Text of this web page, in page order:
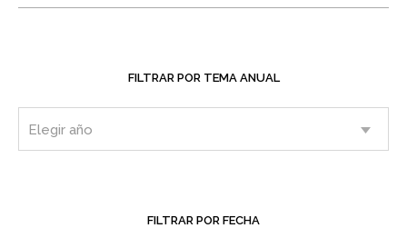
FILTRAR POR TEMA ANUAL
FILTRAR POR FECHA